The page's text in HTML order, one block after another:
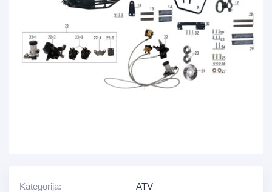
Kategorija: ATV